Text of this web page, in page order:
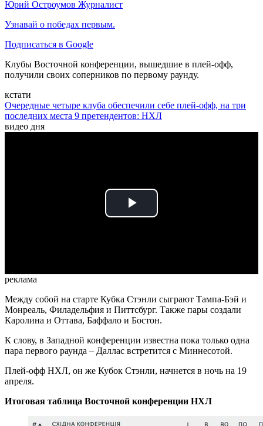
Юрий Остроумов Журналист
Узнавай о победах первым.
Подписаться в Google
Клубы Восточной конференции, вышедшие в плей-офф,
получили своих соперников по первому раунду.
кстати
Очередные четыре клуба обеспечили себе плей-офф, на три
последних места 9 претендентов: НХЛ
видео дня
Play
реклама
Между собой на старте Кубка Стэнли сыграют Тампа-Бэй и
Монреаль, Филадельфия и Питтсбург. Также пары создали
Каролина и Оттава, Баффало и Бостон.
К слову, в Западной конференции известна пока только одна
пара первого раунда – Даллас встретится с Миннесотой.
Плей-офф НХЛ, он же Кубок Стэнли, начнется в ночь на 19
апреля.
Итоговая таблица Восточной конференции НХЛ